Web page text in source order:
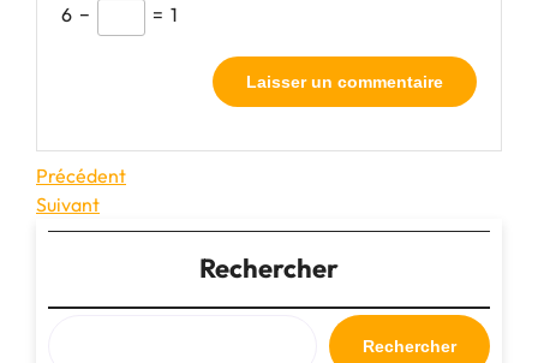
6 − = 1
Navigation
de
Article
précédent
Précédent
Article
suivant
Suivant
Rechercher
Rechercher